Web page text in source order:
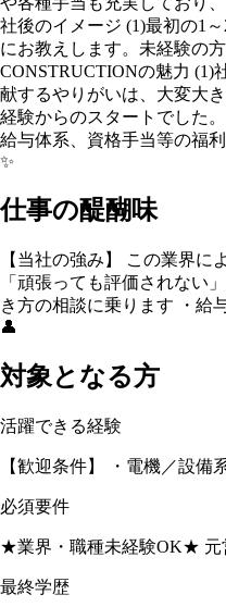
社後のイメージ (1)最初の1
にお教えします。未経験の
CONSTRUCTIONの魅力
献するやりがいは、大変大
経験からのスタートでした
給与体系、資格手当等の福
✨
仕事の醍醐味
【当社の強み】 この業界
「頑張っても評価されない
き方の相談に乗ります ・給
👤
対象となる方
活躍できる経験
【歓迎条件】 ・電機／設
必須要件
★業界・職種未経験OK★ 元
最終学歴